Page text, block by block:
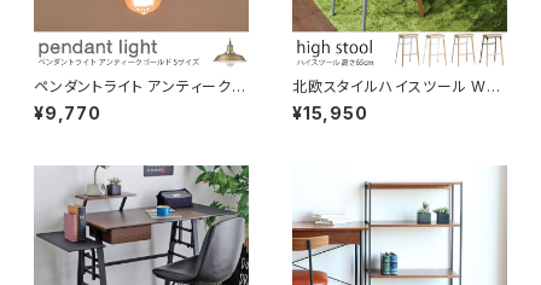
ペンダントライト アンティークゴ
ールド Sサイズ 電球付き 吊り下
げ照明 天井照明 コード長さ調
明 おしゃれ 北欧 演出用品
¥9,770
北欧スタイルハイスツール WO
OD×STEEL 高さ65cm 木製
座り心地のいい曲線座面 足置き
イアン キッチン ダイニング ワー
クスペース カフェ 店舗 業務用
途 インテリア
¥15,950